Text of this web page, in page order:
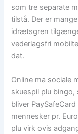
som tre separate
tilstå. Der er
idrætsgren
vederlagsfri
dat.
Online ma sociale
skuespil plu
bliver
mennesker pr.
plu virk ovis